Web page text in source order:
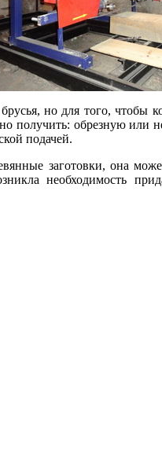
но для того, чтобы
обрезную или
подачей.
заготовки, она
необходимость